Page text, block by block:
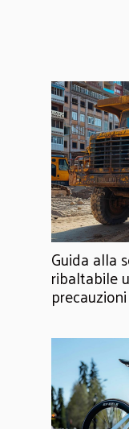
Guida alla
ribaltabile
precauzioni